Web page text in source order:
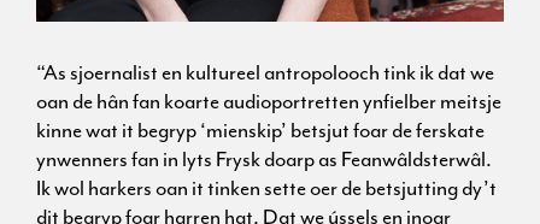
“As sjoernalist en kultureel antropolooch tink ik dat we
oan de hân fan koarte audioportretten ynfielber meitsje
kinne wat it begryp ‘mienskip’ betsjut foar de ferskate
ynwenners fan in lyts Frysk doarp as Feanwâldsterwâl.
Ik wol harkers oan it tinken sette oer de betsjutting dy’t
dit begryp foar harren hat. Dat we ússels en inoar